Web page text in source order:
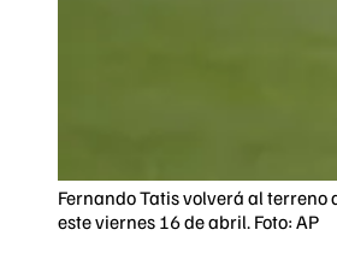
Fernando Tatis volverá al terreno
este viernes 16 de abril. Foto: AP